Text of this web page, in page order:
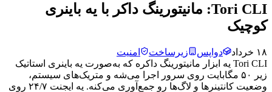
‏Tori CLI: مانیتورینگ داکر با یه باینری
کوچیک
۱۸ خرداد دواپس زیرساخت
امنیت
Tori CLI یه ابزار مانیتورینگ داکره که به‌صورت یه باینری استاتیک
زیر
۵۰ مگابایت روی سرور اجرا می‌شه و متریک‌های سیستم،
وضعیت کانتینرها و لاگ‌ها رو جمع‌آوری می‌کنه. یه ایجنت ۲۴/۷ روی